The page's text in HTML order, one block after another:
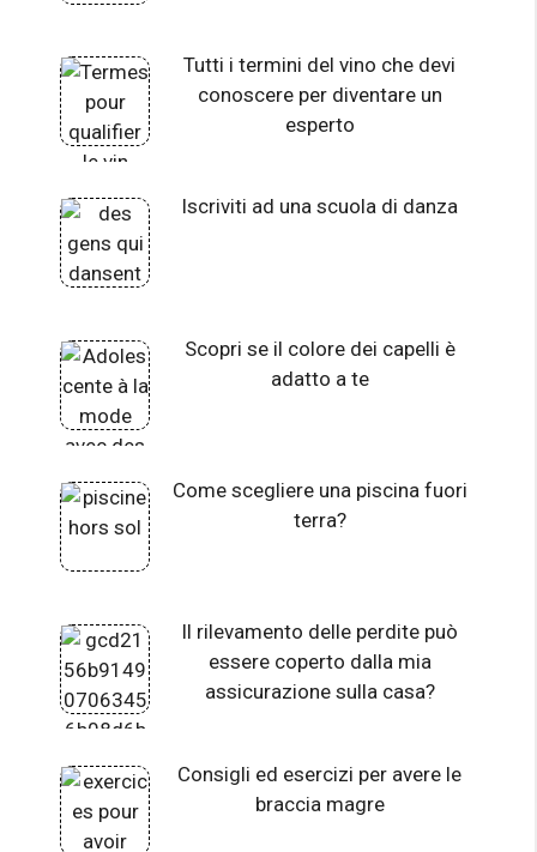
Tutti i termini del vino che devi
conoscere per diventare un
esperto
Iscriviti ad una scuola di danza
Scopri se il colore dei capelli è
adatto a te
Come scegliere una piscina fuori
terra?
Il rilevamento delle perdite può
essere coperto dalla mia
assicurazione sulla casa?
Consigli ed esercizi per avere le
braccia magre